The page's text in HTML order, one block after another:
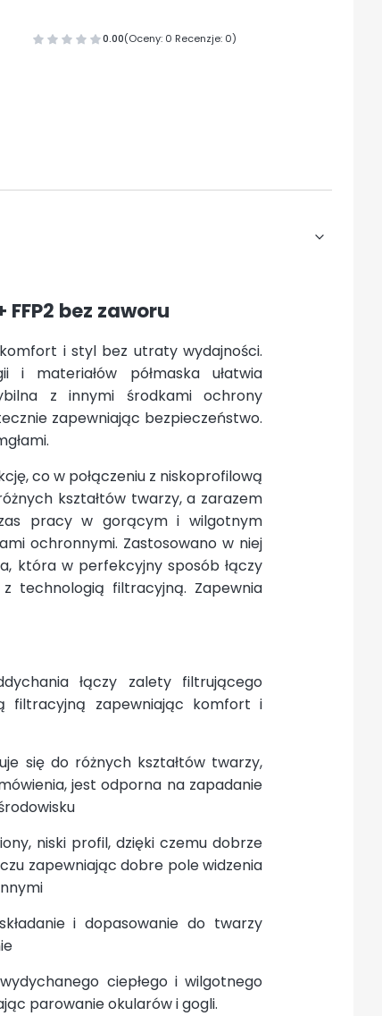
0.00(Oceny: 0 Recenzje: 0)
bez zaworu
i styl bez utraty wydajności.
i materiałów półmaska ułatwia
z innymi środkami ochrony
zapewniając bezpieczeństwo.
co w połączeniu z niskoprofilową
kształtów twarzy, a zarazem
pracy w gorącym i wilgotnym
ochronnymi. Zastosowano w niej
która w perfekcyjny sposób łączy
technologią filtracyjną. Zapewnia
łączy zalety filtrującego
filtracyjną zapewniając komfort i
się do różnych kształtów twarzy,
jest odporna na zapadanie
niski profil, dzięki czemu dobrze
zapewniając dobre pole widzenia
i dopasowanie do twarzy
ciepłego i wilgotnego
parowanie okularów i gogli.